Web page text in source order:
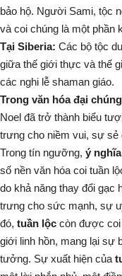
bảo hộ. Người Sami, tộc
và coi chúng là một phần
Tại Siberia: Các bộ tộc
giữa thế giới thực và thế
các nghi lễ shaman giáo.
Trong văn hóa đại
Noel đã trở thành biểu
trưng cho niềm vui, sự sẻ
Trong tín ngưỡng, ý
số nền văn hóa coi tuần
do khả năng thay đổi gạc
trưng cho sức mạnh, sự
đó, tuần lộc còn được
giới linh hồn, mang lại sự
tưởng. Sự xuất hiện của